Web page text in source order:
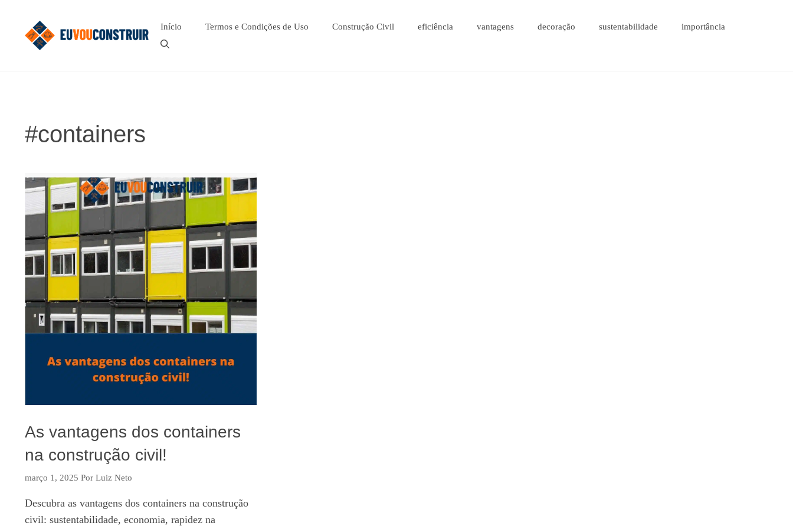
Início Termos e Condições de Uso Construção Civil eficiência vantagens decoração sustentabilidade importância
#containers
As vantagens dos containers
na construção civil!
março 1, 2025 Por Luiz Neto
Descubra as vantagens dos containers na construção
civil: sustentabilidade, economia, rapidez na